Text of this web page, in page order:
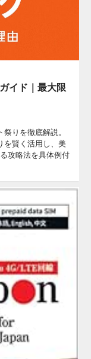
イド｜最大限
りを徹底解説。
を賢く活用し、美
攻略法を具体例付